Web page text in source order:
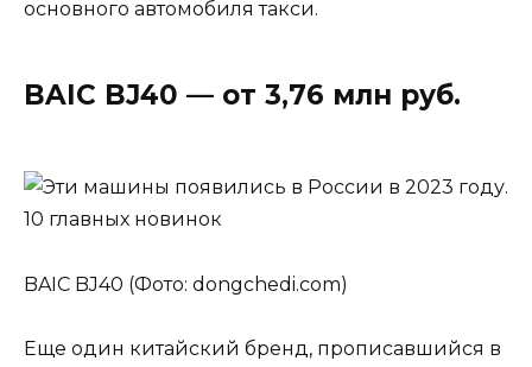
основного автомобиля такси.
BAIC BJ40 — от 3,76 млн руб.
BAIC BJ40 (Фото: dongchedi.com)
Еще один китайский бренд, прописавшийся в